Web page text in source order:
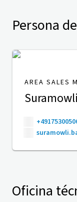
Persona
AREA SALES
Oficina